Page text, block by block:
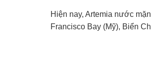
Hiện nay, Artemia nước
Francisco Bay (Mỹ), Biển